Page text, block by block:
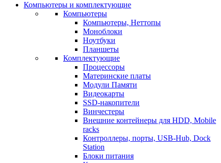
Компьютеры и комплектующие
Компьютеры
Компьютеры, Неттопы
Моноблоки
Ноутбуки
Планшеты
Комплектующие
Процессоры
Материнские платы
Модули Памяти
Видеокарты
SSD-накопители
Винчестеры
Внешние контейнеры для HDD, Mobile
racks
Контроллеры, порты, USB-Hub, Dock
Station
Блоки питания